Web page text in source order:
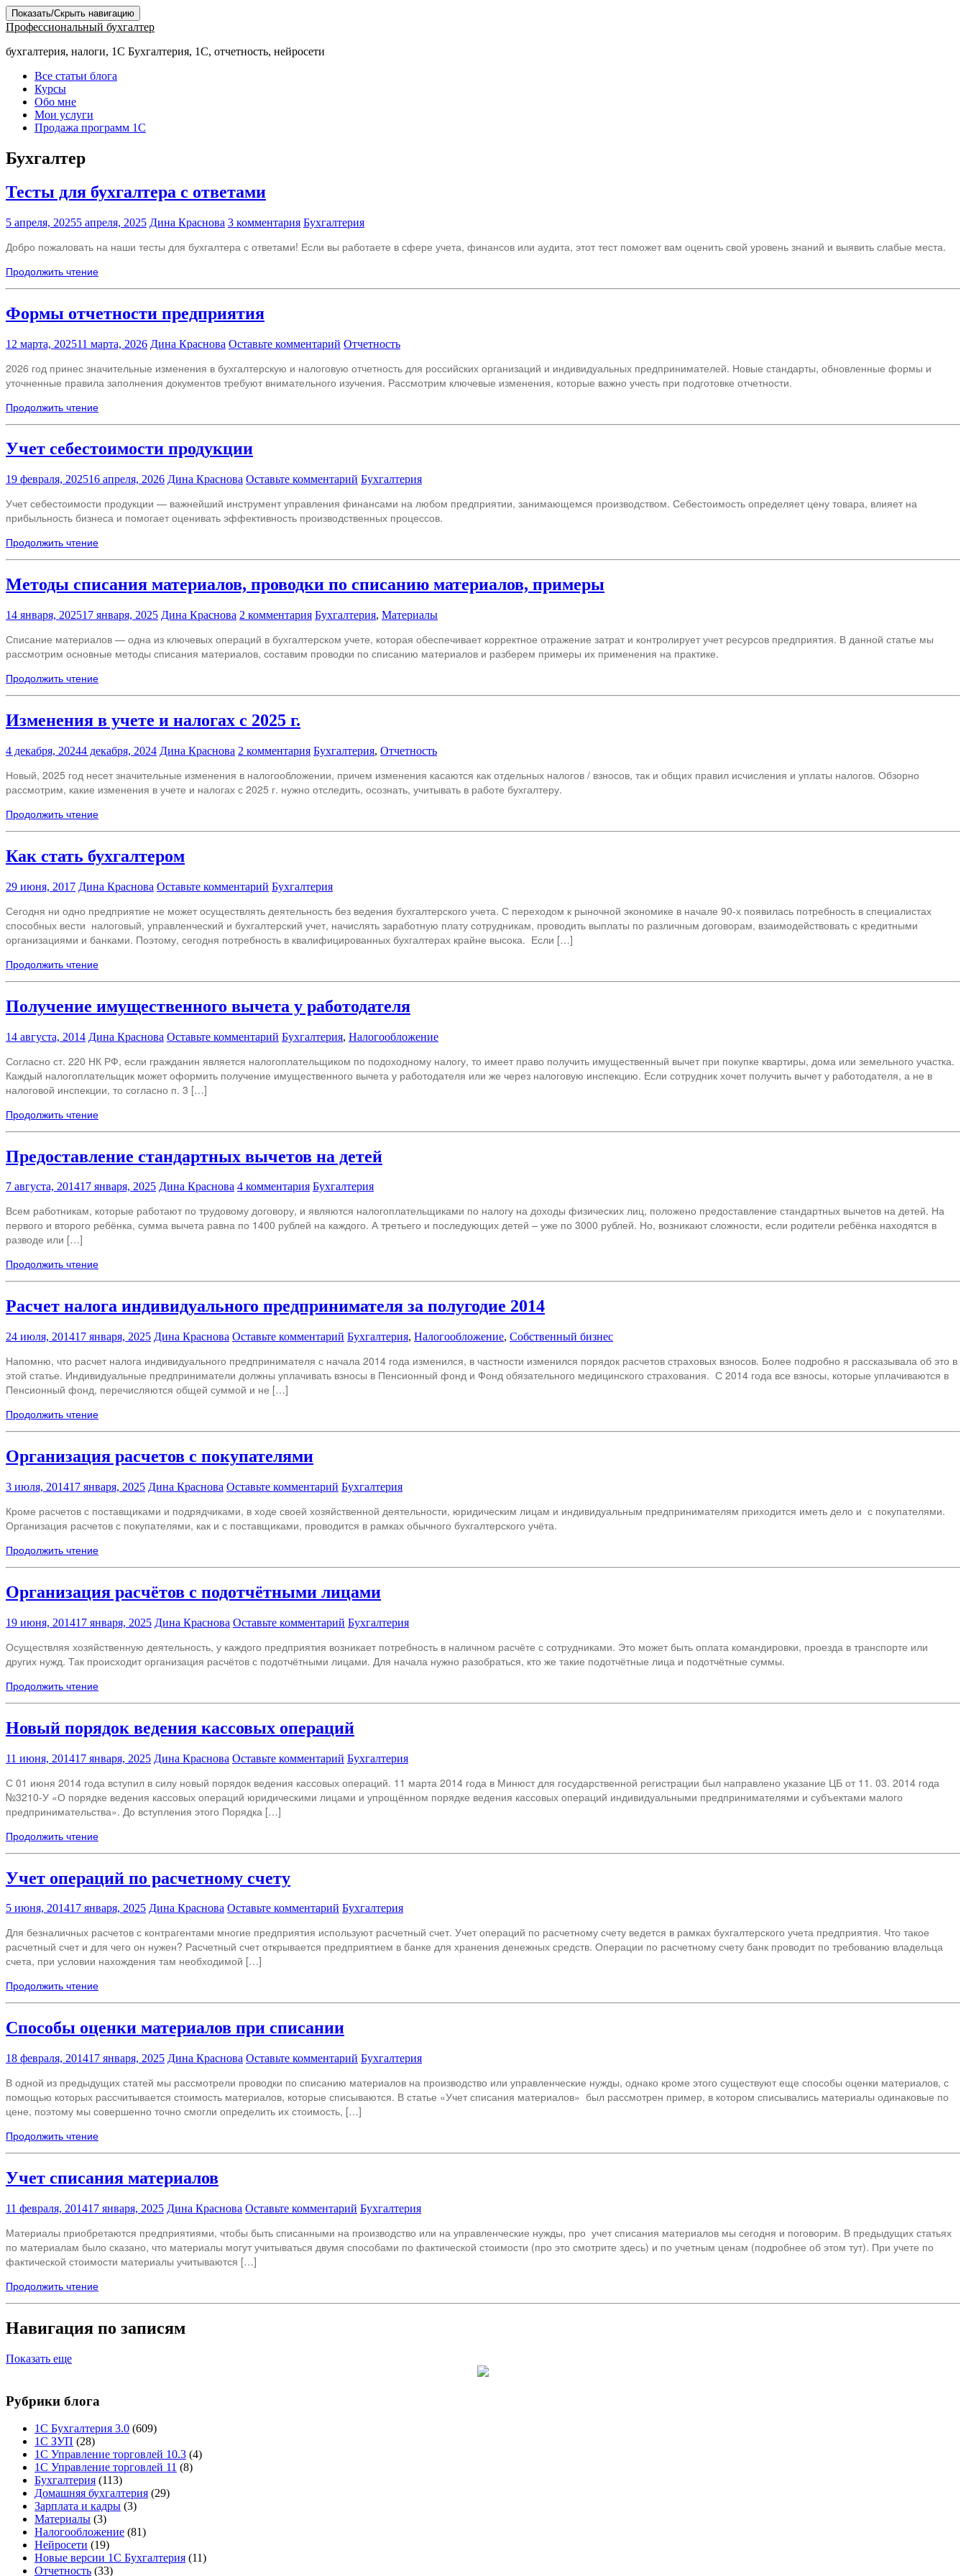
Показать/Скрыть навигацию
Профессиональный бухгалтер
бухгалтерия, налоги, 1С Бухгалтерия, 1С, отчетность, нейросети
Все статьи блога
Курсы
Обо мне
Мои услуги
Продажа программ 1С
Бухгалтер
Тесты для бухгалтера с ответами
5 апреля, 20255 апреля, 2025 Дина Краснова 3 комментария Бухгалтерия
Добро пожаловать на наши тесты для бухгалтера с ответами! Если вы работаете в сфере учета, финансов или аудита, этот тест поможет вам оценить свой уровень знаний и выявить слабые места.
Продолжить чтение
Формы отчетности предприятия
12 марта, 202511 марта, 2026 Дина Краснова Оставьте комментарий Отчетность
2026 год принес значительные изменения в бухгалтерскую и налоговую отчетность для российских организаций и индивидуальных предпринимателей. Новые стандарты, обновленные формы и
уточненные правила заполнения документов требуют внимательного изучения. Рассмотрим ключевые изменения, которые важно учесть при подготовке отчетности.
Продолжить чтение
Учет себестоимости продукции
19 февраля, 202516 апреля, 2026 Дина Краснова Оставьте комментарий Бухгалтерия
Учет себестоимости продукции — важнейший инструмент управления финансами на любом предприятии, занимающемся производством. Себестоимость определяет цену товара, влияет на
прибыльность бизнеса и помогает оценивать эффективность производственных процессов.
Продолжить чтение
Методы списания материалов, проводки по списанию материалов, примеры
14 января, 202517 января, 2025 Дина Краснова 2 комментария Бухгалтерия, Материалы
Списание материалов — одна из ключевых операций в бухгалтерском учете, которая обеспечивает корректное отражение затрат и контролирует учет ресурсов предприятия. В данной статье мы
рассмотрим основные методы списания материалов, составим проводки по списанию материалов и разберем примеры их применения на практике.
Продолжить чтение
Изменения в учете и налогах с 2025 г.
4 декабря, 20244 декабря, 2024 Дина Краснова 2 комментария Бухгалтерия, Отчетность
Новый, 2025 год несет значительные изменения в налогообложении, причем изменения касаются как отдельных налогов / взносов, так и общих правил исчисления и уплаты налогов. Обзорно
рассмотрим, какие изменения в учете и налогах с 2025 г. нужно отследить, осознать, учитывать в работе бухгалтеру.
Продолжить чтение
Как стать бухгалтером
29 июня, 2017 Дина Краснова Оставьте комментарий Бухгалтерия
Сегодня ни одно предприятие не может осуществлять деятельность без ведения бухгалтерского учета. С переходом к рыночной экономике в начале 90-х появилась потребность в специалистах
способных вести налоговый, управленческий и бухгалтерский учет, начислять заработную плату сотрудникам, проводить выплаты по различным договорам, взаимодействовать с кредитными
организациями и банками. Поэтому, сегодня потребность в квалифицированных бухгалтерах крайне высока. Если […]
Продолжить чтение
Получение имущественного вычета у работодателя
14 августа, 2014 Дина Краснова Оставьте комментарий Бухгалтерия, Налогообложение
Согласно ст. 220 НК РФ, если гражданин является налогоплательщиком по подоходному налогу, то имеет право получить имущественный вычет при покупке квартиры, дома или земельного участка.
Каждый налогоплательщик может оформить получение имущественного вычета у работодателя или же через налоговую инспекцию. Если сотрудник хочет получить вычет у работодателя, а не в
налоговой инспекции, то согласно п. 3 […]
Продолжить чтение
Предоставление стандартных вычетов на детей
7 августа, 201417 января, 2025 Дина Краснова 4 комментария Бухгалтерия
Всем работникам, которые работают по трудовому договору, и являются налогоплательщиками по налогу на доходы физических лиц, положено предоставление стандартных вычетов на детей. На
первого и второго ребёнка, сумма вычета равна по 1400 рублей на каждого. А третьего и последующих детей – уже по 3000 рублей. Но, возникают сложности, если родители ребёнка находятся в
разводе или […]
Продолжить чтение
Расчет налога индивидуального предпринимателя за полугодие 2014
24 июля, 201417 января, 2025 Дина Краснова Оставьте комментарий Бухгалтерия, Налогообложение, Собственный бизнес
Напомню, что расчет налога индивидуального предпринимателя с начала 2014 года изменился, в частности изменился порядок расчетов страховых взносов. Более подробно я рассказывала об это в
этой статье. Индивидуальные предприниматели должны уплачивать взносы в Пенсионный фонд и Фонд обязательного медицинского страхования. С 2014 года все взносы, которые уплачиваются в
Пенсионный фонд, перечисляются общей суммой и не […]
Продолжить чтение
Организация расчетов с покупателями
3 июля, 201417 января, 2025 Дина Краснова Оставьте комментарий Бухгалтерия
Кроме расчетов с поставщиками и подрядчиками, в ходе своей хозяйственной деятельности, юридическим лицам и индивидуальным предпринимателям приходится иметь дело и с покупателями.
Организация расчетов с покупателями, как и с поставщиками, проводится в рамках обычного бухгалтерского учёта.
Продолжить чтение
Организация расчётов с подотчётными лицами
19 июня, 201417 января, 2025 Дина Краснова Оставьте комментарий Бухгалтерия
Осуществляя хозяйственную деятельность, у каждого предприятия возникает потребность в наличном расчёте с сотрудниками. Это может быть оплата командировки, проезда в транспорте или
других нужд. Так происходит организация расчётов с подотчётными лицами. Для начала нужно разобраться, кто же такие подотчётные лица и подотчётные суммы.
Продолжить чтение
Новый порядок ведения кассовых операций
11 июня, 201417 января, 2025 Дина Краснова Оставьте комментарий Бухгалтерия
С 01 июня 2014 года вступил в силу новый порядок ведения кассовых операций. 11 марта 2014 года в Минюст для государственной регистрации был направлено указание ЦБ от 11. 03. 2014 года
№3210-У «О порядке ведения кассовых операций юридическими лицами и упрощённом порядке ведения кассовых операций индивидуальными предпринимателями и субъектами малого
предпринимательства». До вступления этого Порядка […]
Продолжить чтение
Учет операций по расчетному счету
5 июня, 201417 января, 2025 Дина Краснова Оставьте комментарий Бухгалтерия
Для безналичных расчетов с контрагентами многие предприятия используют расчетный счет. Учет операций по расчетному счету ведется в рамках бухгалтерского учета предприятия. Что такое
расчетный счет и для чего он нужен? Расчетный счет открывается предприятием в банке для хранения денежных средств. Операции по расчетному счету банк проводит по требованию владельца
счета, при условии нахождения там необходимой […]
Продолжить чтение
Способы оценки материалов при списании
18 февраля, 201417 января, 2025 Дина Краснова Оставьте комментарий Бухгалтерия
В одной из предыдущих статей мы рассмотрели проводки по списанию материалов на производство или управленческие нужды, однако кроме этого существуют еще способы оценки материалов, с
помощью которых рассчитывается стоимость материалов, которые списываются. В статье «Учет списания материалов» был рассмотрен пример, в котором списывались материалы одинаковые по
цене, поэтому мы совершенно точно смогли определить их стоимость, […]
Продолжить чтение
Учет списания материалов
11 февраля, 201417 января, 2025 Дина Краснова Оставьте комментарий Бухгалтерия
Материалы приобретаются предприятиями, чтобы быть списанными на производство или на управленческие нужды, про учет списания материалов мы сегодня и поговорим. В предыдущих статьях
по материалам было сказано, что материалы могут учитываться двумя способами по фактической стоимости (про это смотрите здесь) и по учетным ценам (подробнее об этом тут). При учете по
фактической стоимости материалы учитываются […]
Продолжить чтение
Навигация по записям
Показать еще
Рубрики блога
1С Бухгалтерия 3.0 (609)
1С ЗУП (28)
1С Управление торговлей 10.3 (4)
1С Управление торговлей 11 (8)
Бухгалтерия (113)
Домашняя бухгалтерия (29)
Зарплата и кадры (3)
Материалы (3)
Налогообложение (81)
Нейросети (19)
Новые версии 1С Бухгалтерия (11)
Отчетность (33)